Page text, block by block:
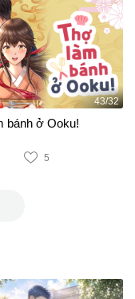
43/32
bánh ở Ooku!
5